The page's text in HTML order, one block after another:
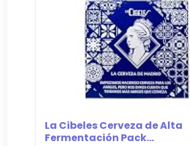
La Cibeles Cerveza de Alta
Fermentación Pack...